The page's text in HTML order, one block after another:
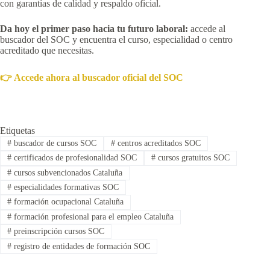
con garantías de calidad y respaldo oficial.
Da hoy el primer paso hacia tu futuro laboral: accede al
buscador del SOC y encuentra el curso, especialidad o centro
acreditado que necesitas.
👉 Accede ahora al buscador oficial del SOC
Etiquetas
#buscador de cursos SOC #centros acreditados SOC
#certificados de profesionalidad SOC #cursos gratuitos SOC
#cursos subvencionados Cataluña
#especialidades formativas SOC
#formación ocupacional Cataluña
#formación profesional para el empleo Cataluña
#preinscripción cursos SOC
#registro de entidades de formación SOC